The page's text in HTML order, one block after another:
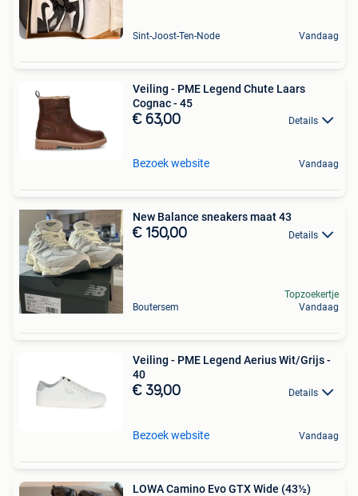
Sint-Joost-Ten-Node Vandaag
Veiling - PME Legend Chute Laars
Cognac - 45
€ 63,00 Details
Bezoek website Vandaag
New Balance sneakers maat 43
€ 150,00 Details
Boutersem
Topzoekertje
Vandaag
Veiling - PME Legend Aerius Wit/Grijs -
40
€ 39,00 Details
Bezoek website Vandaag
LOWA Camino Evo GTX Wide (43½)